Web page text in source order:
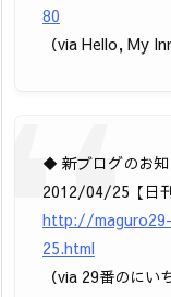
80
（via Hello, My
◆ 新ブログのお知
2012/04/25【日
http://
25.html
（via 29番のに